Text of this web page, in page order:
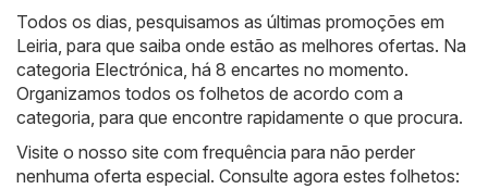
Todos os dias, pesquisamos as últimas promoções em
Leiria, para que saiba onde estão as melhores ofertas. Na
categoria Electrónica, há 8 encartes no momento.
Organizamos todos os folhetos de acordo com a
categoria, para que encontre rapidamente o que procura.
Visite o nosso site com frequência para não perder
nenhuma oferta especial. Consulte agora estes folhetos: